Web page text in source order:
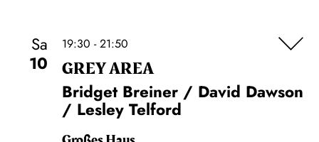
Sa
10
19:30 - 21:50
GREY AREA
Bridget Breiner / David Dawson
/ Lesley Telford